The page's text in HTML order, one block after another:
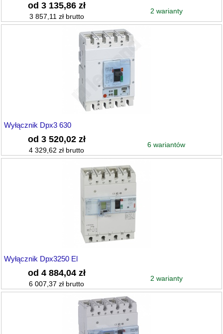
od 3 135,86 zł
3 857,11 zł brutto
2 warianty
Wyłącznik Dpx3 630
od 3 520,02 zł
4 329,62 zł brutto
6 wariantów
Wyłącznik Dpx3250 El
od 4 884,04 zł
6 007,37 zł brutto
2 warianty